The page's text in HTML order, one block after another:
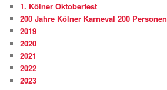
1. Kölner Oktoberfest
200 Jahre Kölner Karneval 200 Personen
2019
2020
2021
2022
2023